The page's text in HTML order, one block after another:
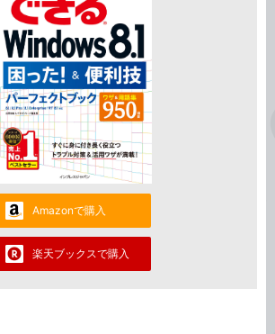
Amazonで購入
楽天ブックスで購入